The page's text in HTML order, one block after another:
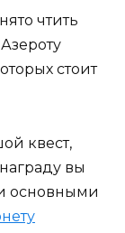
чтить
стоит
квест,
вы
основными